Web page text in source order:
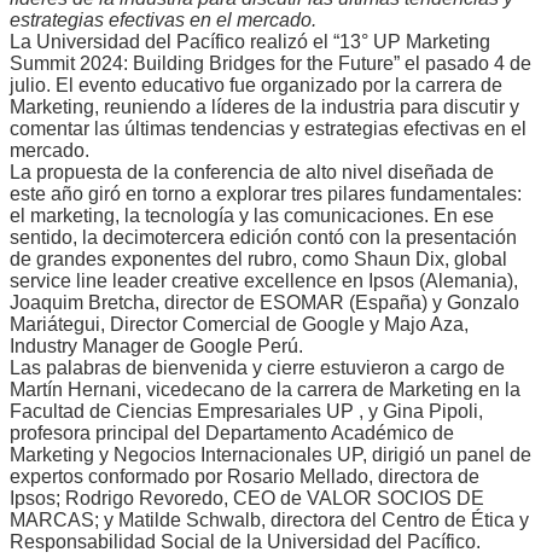
estrategias efectivas en el mercado.
La Universidad del Pacífico realizó el “13° UP Marketing
Summit 2024: Building Bridges for the Future” el pasado 4 de
julio. El evento educativo fue organizado por la carrera de
Marketing, reuniendo a líderes de la industria para discutir y
comentar las últimas tendencias y estrategias efectivas en el
mercado.
La propuesta de la conferencia de alto nivel diseñada de
este año giró en torno a explorar tres pilares fundamentales:
el marketing, la tecnología y las comunicaciones. En ese
sentido, la decimotercera edición contó con la presentación
de grandes exponentes del rubro, como Shaun Dix, global
service line leader creative excellence en Ipsos (Alemania),
Joaquim Bretcha, director de ESOMAR (España) y Gonzalo
Mariátegui, Director Comercial de Google y Majo Aza,
Industry Manager de Google Perú.
Las palabras de bienvenida y cierre estuvieron a cargo de
Martín Hernani, vicedecano de la carrera de Marketing en la
Facultad de Ciencias Empresariales UP , y Gina Pipoli,
profesora principal del Departamento Académico de
Marketing y Negocios Internacionales UP, dirigió un panel de
expertos conformado por Rosario Mellado, directora de
Ipsos; Rodrigo Revoredo, CEO de VALOR SOCIOS DE
MARCAS; y Matilde Schwalb, directora del Centro de Ética y
Responsabilidad Social de la Universidad del Pacífico.